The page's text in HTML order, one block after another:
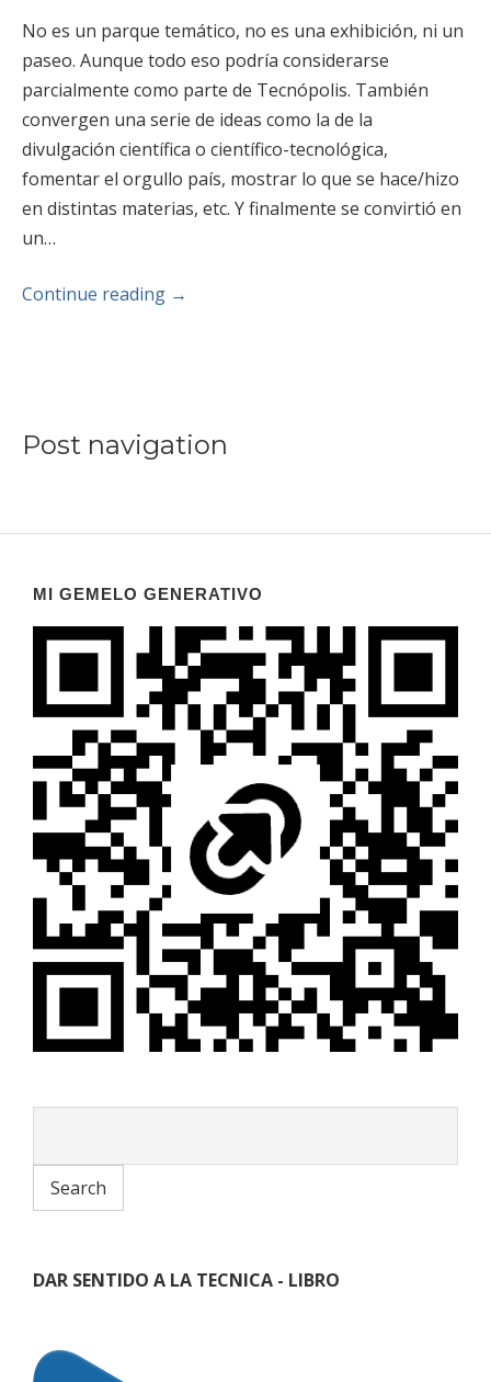
No es un parque temático, no es una exhibición, ni un
paseo. Aunque todo eso podría considerarse
parcialmente como parte de Tecnópolis. También
convergen una serie de ideas como la de la
divulgación científica o científico-tecnológica,
fomentar el orgullo país, mostrar lo que se hace/hizo
en distintas materias, etc. Y finalmente se convirtió en
un…
Continue reading →
Post navigation
MI GEMELO GENERATIVO
DAR SENTIDO A LA TECNICA - LIBRO